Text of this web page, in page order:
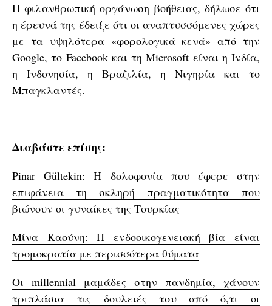
Η φιλανθρωπική οργάνωση βοήθειας, δήλωσε ότι
η έρευνά της έδειξε ότι οι αναπτυσσόμενες χώρες
με τα υψηλότερα «φορολογικά κενά» από την
Google, το Facebook και τη Microsoft είναι η Ινδία,
η Ινδονησία, η Βραζιλία, η Νιγηρία και το
Μπαγκλαντές.
Διαβάστε επίσης:
Pinar Gültekin: Η δολοφονία που έφερε στην
επιφάνεια τη σκληρή πραγματικότητα που
βιώνουν οι γυναίκες της Τουρκίας
Μίνα Καούνη: Η ενδοοικογενειακή βία είναι
τρομοκρατία με περισσότερα θύματα
Οι millennial μαμάδες στην πανδημία, χάνουν
τριπλάσια τις δουλειές του από ό,τι οι